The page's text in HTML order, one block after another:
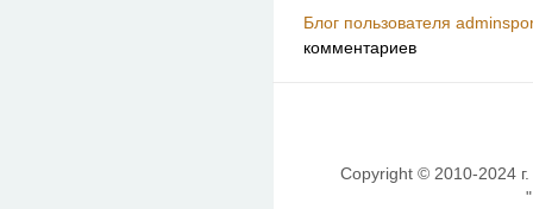
Блог пользователя
комментариев
Copyright © 2010-2024